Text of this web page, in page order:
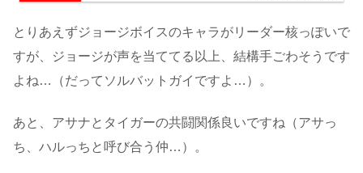
とりあえずジョージボイスのキャラがリーダー核っぽいで
すが、ジョージが声を当ててる以上、結構手ごわそうです
よね…（だってソルバットガイですよ…）。
あと、アサナとタイガーの共闘関係良いですね（アサっ
ち、ハルっちと呼び合う仲…）。